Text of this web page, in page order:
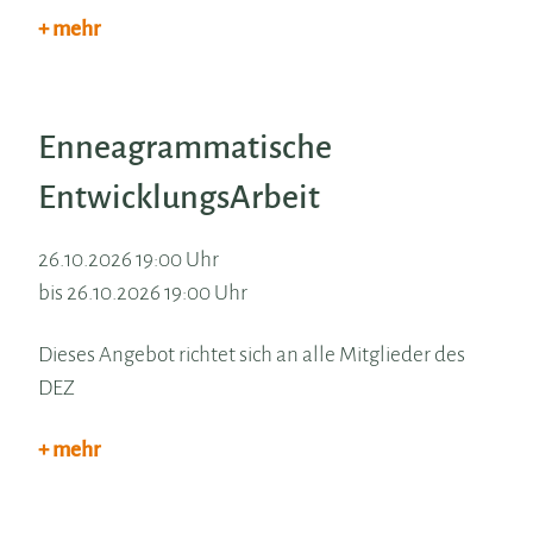
+ mehr
Enneagrammatische
EntwicklungsArbeit
26.10.2026 19:00 Uhr
bis 26.10.2026 19:00 Uhr
Dieses Angebot richtet sich an alle Mitglieder des
DEZ
+ mehr